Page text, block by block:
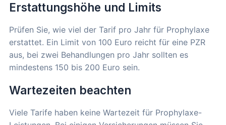
Erstattungshöhe und Limits
Prüfen Sie, wie viel der Tarif pro Jahr für Prophylaxe
erstattet. Ein Limit von 100 Euro reicht für eine PZR
aus, bei zwei Behandlungen pro Jahr sollten es
mindestens 150 bis 200 Euro sein.
Wartezeiten beachten
Viele Tarife haben keine Wartezeit für Prophylaxe-